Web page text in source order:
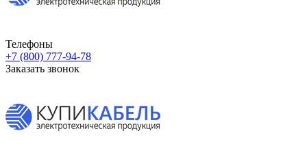
Телефоны
+7 (800) 777-94-78
Заказать звонок